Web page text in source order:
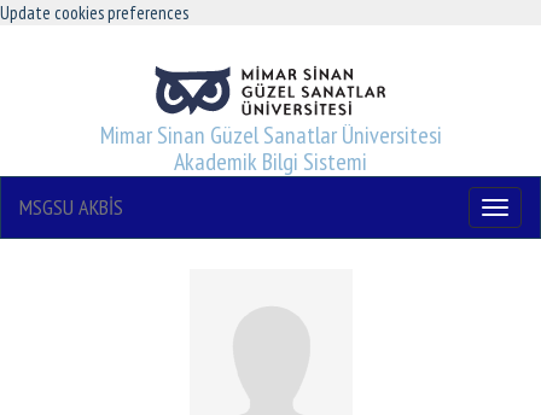
Update cookies preferences
Mimar Sinan Güzel Sanatlar Üniversitesi
Akademik Bilgi Sistemi
Menu
MSGSU AKBİS